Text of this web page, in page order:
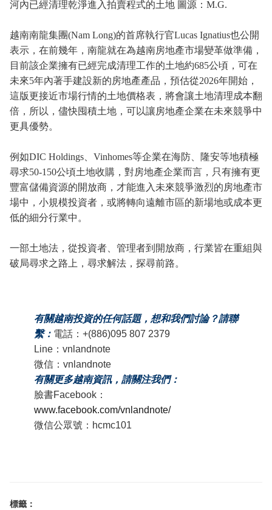
河內已經清理乾淨進入拍賣程式的土地 圖源：M.G.
越南南龍集團(Nam Long)的首席執行官Lucas Ignatius也公開
表示，在前幾年，南龍就在為越南房地產市場變革做準備，
目前該企業擁有已經完成清理工作的土地約685公頃，可在
未來5年內著手建設新的房地產產品，預估從2026年開始，
這版更接近市場行情的土地價格表，將會讓土地清理成本翻
倍，所以，儘快囤積土地，可以讓房地產企業在未來競爭中
更具優勢。
例如DIC Holdings、Vinhomes等企業在海防、隆安等地積極
尋求50-150公頃土地收購，對房地產企業而言，只有擁有更
豐富儲備資源的開放商，才能進入未來競爭激烈的房地產市
場中，小規模投資者，或將轉向遠離市區的新場地或成本更
低的細分行業中。
一部土地法，從投資者、管理者到開放商，行業皆在重組與
破局尋求之路上，尋求解法，探尋前路。
有關越南投資的任何話題，想和我們討論？請聯
繫： 電話：+(886)095 807 2379
Line：vnlandnote
微信：vnlandnote
有關更多越南資訊，請關注我們：
臉書Facebook：
www.facebook.com/vnlandnote/
微信公眾號：hcmc101
標籤：